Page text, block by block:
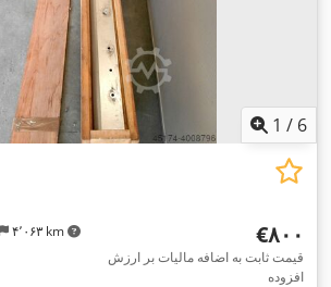
1 / 6
۴٬۰۶۳ km ‎€۸۰۰
قیمت ثابت به اضافه مالیات بر ارزش
افزوده